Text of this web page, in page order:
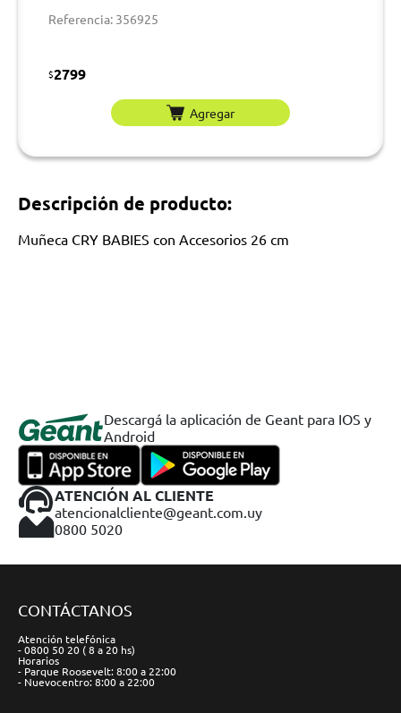
Referencia: 356925
$2799
Agregar
Descripción de producto:
Muñeca CRY BABIES con Accesorios 26 cm
Descargá la aplicación de Geant para IOS y
Android
ATENCIÓN AL CLIENTE
atencionalcliente@geant.com.uy
0800 5020
CONTÁCTANOS
Atención telefónica
- 0800 50 20 ( 8 a 20 hs)
Horarios
- Parque Roosevelt: 8:00 a 22:00
- Nuevocentro: 8:00 a 22:00